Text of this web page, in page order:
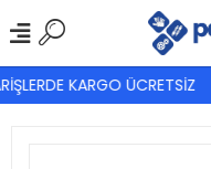
KARGO ÜCRETSİZ